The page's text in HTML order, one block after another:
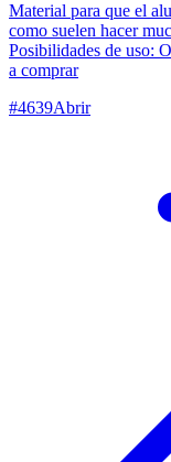
Material para que el
como suelen hacer
Posibilidades de uso:
a comprar
#4639Abrir